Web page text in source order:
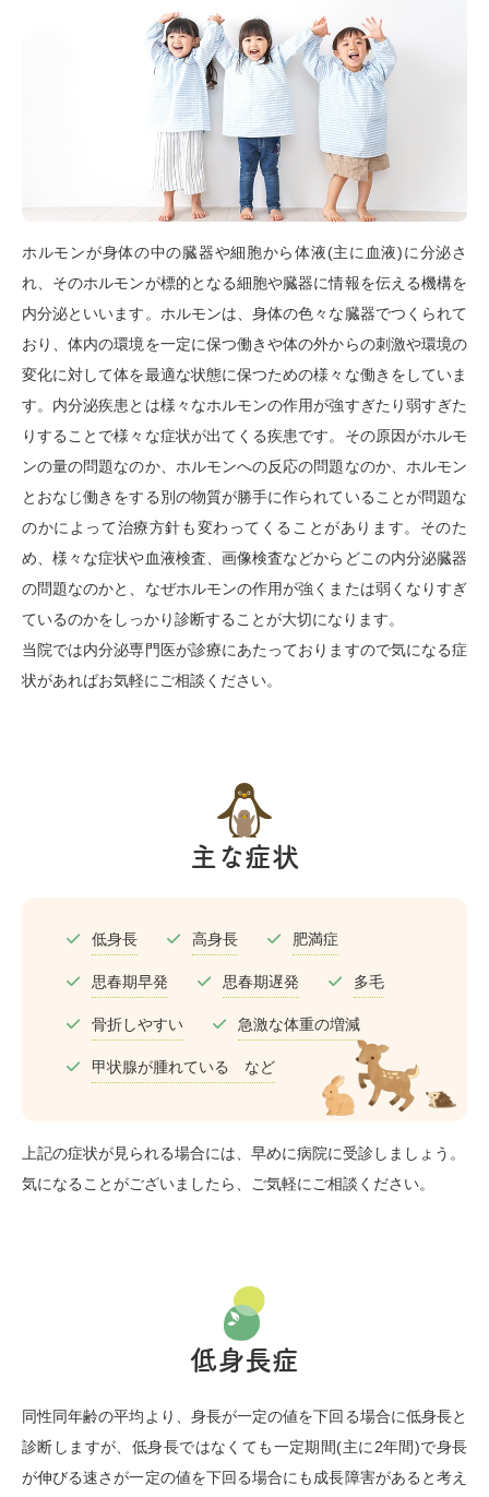
ホルモンが身体の中の臓器や細胞から体液(主に血液)に分泌さ
れ、そのホルモンが標的となる細胞や臓器に情報を伝える機構を
内分泌といいます。ホルモンは、身体の色々な臓器でつくられて
おり、体内の環境を一定に保つ働きや体の外からの刺激や環境の
変化に対して体を最適な状態に保つための様々な働きをしていま
す。内分泌疾患とは様々なホルモンの作用が強すぎたり弱すぎた
りすることで様々な症状が出てくる疾患です。その原因がホルモ
ンの量の問題なのか、ホルモンへの反応の問題なのか、ホルモン
とおなじ働きをする別の物質が勝手に作られていることが問題な
のかによって治療方針も変わってくることがあります。そのた
め、様々な症状や血液検査、画像検査などからどこの内分泌臓器
の問題なのかと、なぜホルモンの作用が強くまたは弱くなりすぎ
ているのかをしっかり診断することが大切になります。
当院では内分泌専門医が診療にあたっておりますので気になる症
状があればお気軽にご相談ください。
主な症状
低身長 高身長 肥満症
思春期早発 思春期遅発 多毛
骨折しやすい 急激な体重の増減
甲状腺が腫れている など
上記の症状が見られる場合には、早めに病院に受診しましょう。
気になることがございましたら、ご気軽にご相談ください。
低身長症
同性同年齢の平均より、身長が一定の値を下回る場合に低身長と
診断しますが、低身長ではなくても一定期間(主に2年間)で身長
が伸びる速さが一定の値を下回る場合にも成長障害があると考え